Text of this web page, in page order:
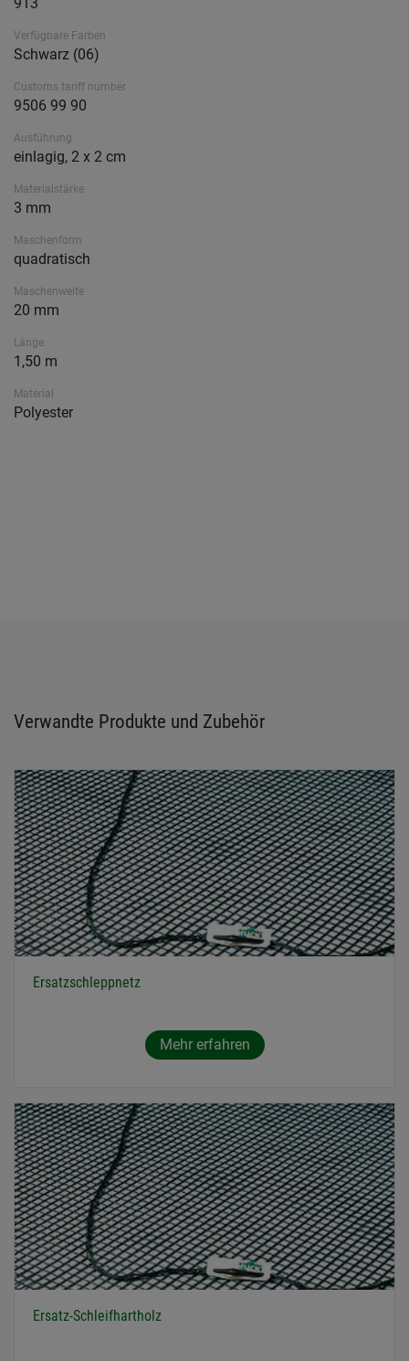
913
Verfügbare Farben
Schwarz (06)
Customs tariff number
9506 99 90
Ausführung
einlagig, 2 x 2 cm
Materialstärke
3 mm
Maschenform
quadratisch
Maschenweite
20 mm
Länge
1,50 m
Material
Polyester
Verwandte Produkte und Zubehör
Ersatzschleppnetz
Mehr erfahren
Ersatz-Schleifhartholz